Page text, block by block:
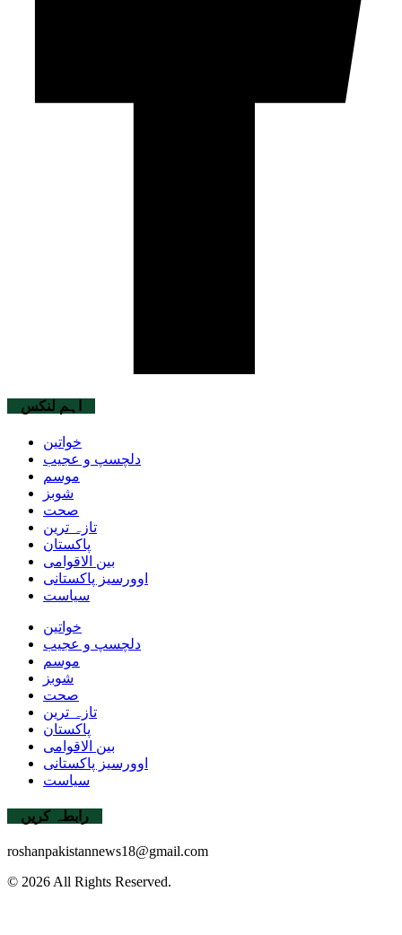
اہم لنکس
خواتین
دلچسپ و عجیب
موسم
شوبز
صحت
تازہ ترین
پاکستان
بین الاقوامی
اوورسیز پاکستانی
سیاست
خواتین
دلچسپ و عجیب
موسم
شوبز
صحت
تازہ ترین
پاکستان
بین الاقوامی
اوورسیز پاکستانی
سیاست
رابطہ کریں
roshanpakistannews18@gmail.com
© 2026 All Rights Reserved.